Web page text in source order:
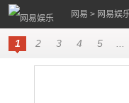
网易 > 网易娱
1 2 3 4 5